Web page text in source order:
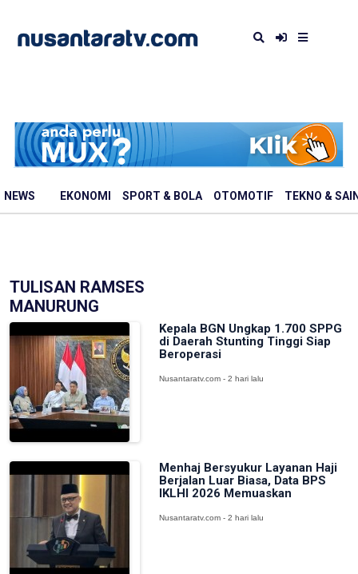
NEWS EKONOMI SPORT & BOLA OTOMOTIF TEKNO &
TULISAN RAMSES
MANURUNG
Kepala BGN Ungkap 1.700 SPPG
di Daerah Stunting Tinggi Siap
Beroperasi
Nusantaratv.com - 2 hari lalu
Menhaj Bersyukur Layanan Haji
Berjalan Luar Biasa, Data BPS
IKLHI 2026 Memuaskan
Nusantaratv.com - 2 hari lalu